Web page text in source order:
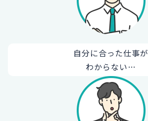
自分に合った仕事が
わからない…